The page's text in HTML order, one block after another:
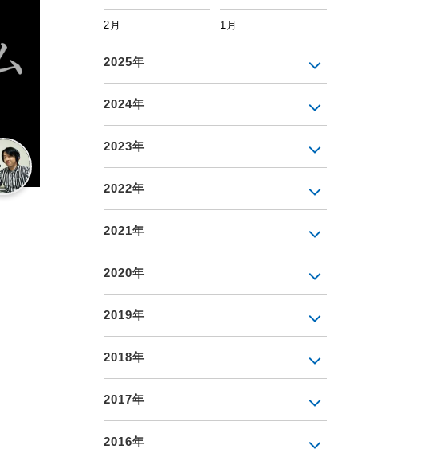
2月 1月
2025年
2024年
2023年
2022年
2021年
2020年
2019年
2018年
2017年
2016年